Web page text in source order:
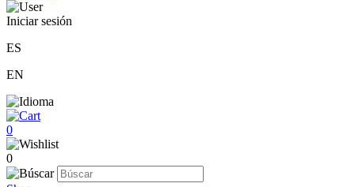
Iniciar sesión
ES
EN
0
0